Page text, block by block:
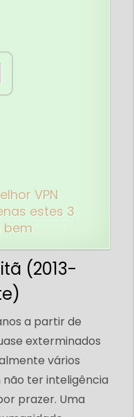
VPN
estes 3
bem
(2013-
a partir de
exterminados
vários
ter inteligência
prazer. Uma